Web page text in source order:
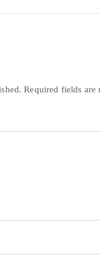
Required fields are